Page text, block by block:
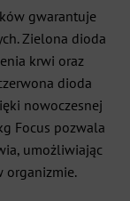
gwarantuje
Zielona dioda
krwi oraz
dioda
nowoczesnej
Focus pozwala
umożliwiając
organizmie.